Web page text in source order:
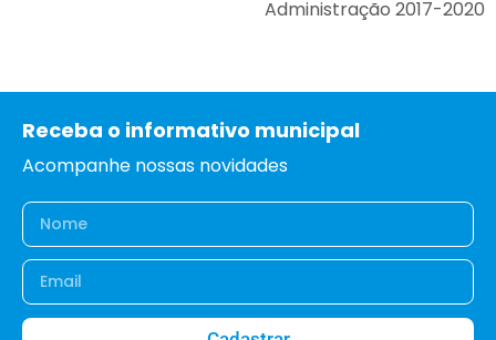
Administração 2017-2020
Receba o informativo municipal
Acompanhe nossas novidades